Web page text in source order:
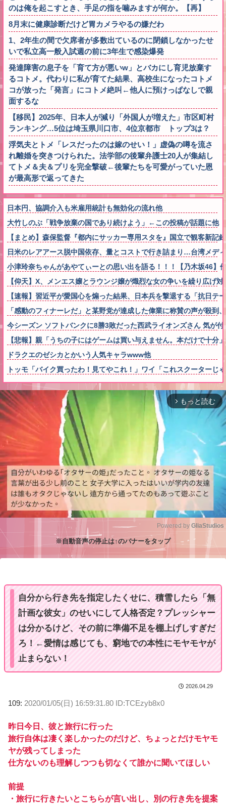
のは俺を起こすとき、手足の指を噛みますが何か。【再】
8月末に健康診断だけど胃カメラやるの嫌だわ
1、2年生の間で欠席者が多数出ているのに閉鎖しなかったせ
いで私立高一般入試週の前に3年生で感染爆発
発達障害の息子を「育て方が悪いw」とバカにし育児放棄す
るコトメ。代わりに私が育てた結果、高校生になったコトメ
コが放った「発言」にコトメ絶叫←他人に預けっぱなしで親
面するな
【移民】2025年、日本人が減り「外国人が増えた」市区町村
ランキング…5位は埼玉県川口市、4位京都市 トップ3は？
浮気夫とトメ「レスだったのは嫁のせい！」虚偽の噂を流さ
れ離婚を突きつけられた。法学部の後輩弁護士20人が集結し
てトメ＆夫＆プリを完全撃破←後輩たちを可愛がっていた恩
が最高形で返ってきた
日本円、協調介入も米雇用統計も無効化の流れ他
大竹しのぶ「戦争放棄の国であり続けよう」←この投稿が話題に他
【まとめ】森保監督『都内にサッカー専用スタを』国立で観客新記
日米のレアアース脱中国依存、量とコストで行き詰まり…台湾メデ
小津玲奈ちゃんがあやてぃーとの思い出を語る！！！【乃木坂46】
【仰天】X、メンエス嬢とラウンジ嬢が熾烈な女の争いを繰り広げ
【速報】習近平が愛国心を煽った結果、日本兵を撃退する「抗日
「感動のフィナーレだ」と某野党が達成した偉業に称賛の声が殺
今シーズン ソフトバンクに8勝3敗だった西武ライオンズさん 気が
【悲報】親「うちの子にはゲームは買い与えません。本だけで十分
ドラクエのゼシカとかいう人気キャラwww他
トッモ「バイク買ったわ！見てやこれ！」ワイ「これスクーターじ
arrow_forward_ios もっと読む
Powered by GliaStudios
※自動音声の停止は↑のバナーをタップ
自分から行き先を指定したくせに、積雪したら「無
計画な彼女」のせいにして人格否定？プレッシャー
は分かるけど、その前に準備不足を棚上げしすぎだ
ろ！←愛情は感じても、窮地での本性にモヤモヤが
止まらない！
2026.04.29
109: 2020/01/05(日) 16:59:31.80 ID:TCEzyb8x0
昨日今日、彼と旅行に行った
旅行自体は凄く楽しかったのだけど、ちょっとだけモヤモ
ヤが残ってしまった
仕方ないのも理解しつつも切なくて誰かに聞いてほしい
前提
・旅行に行きたいとこちらが言い出し、別の行き先を提案